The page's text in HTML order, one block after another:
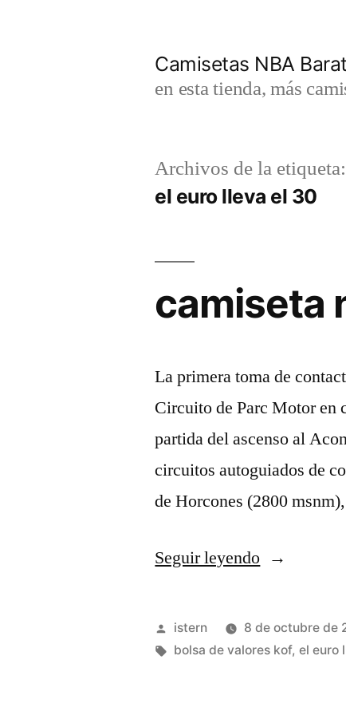
Camisetas NBA
en esta tienda, más
Archivos de la etiqueta:
el euro lleva el 30
camiseta
La primera toma de
Circuito de Parc Motor en
partida del ascenso al
circuitos autoguiados de
de Horcones (2800
Seguir leyendo«camiseta
san
antonio
Publicado
por
istern 8 de octubre de
Etiquetas:
bolsa de valores kof,el euro